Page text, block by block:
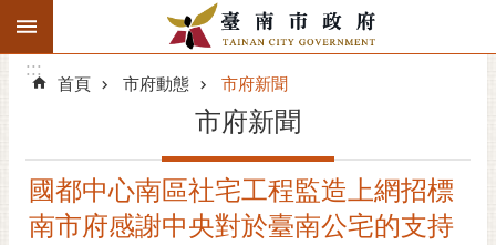
跳到主要內容區塊
搜
階
精彩府城
:::
:::
首頁 市府動態 市府新聞
市府新聞
國都中心南區社宅工程監造上網招標
南市府感謝中央對於臺南公宅的支持